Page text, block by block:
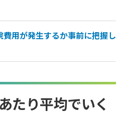
用が発生するか事前に把握し
たり平均でいく